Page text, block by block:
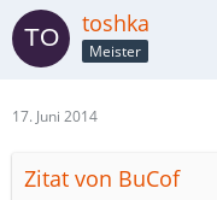
toshka
Meister
17. Juni 2014
Zitat von BuCof